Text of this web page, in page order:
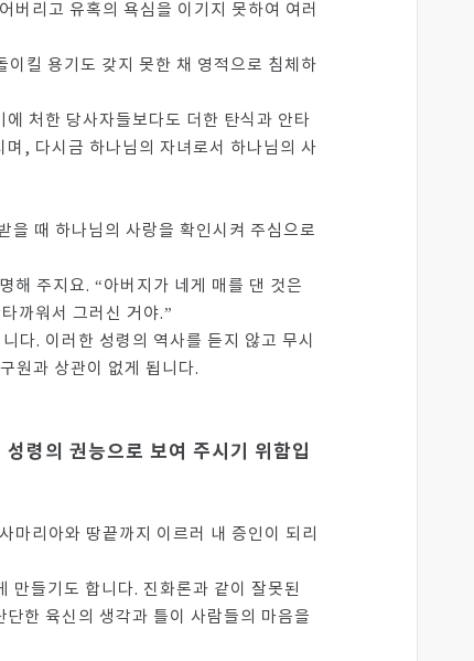
버리고 유혹의 욕심을 이기지 못하여 여러
킬 용기도 갖지 못한 채 영적으로 침체하
처한 당사자들보다도 더한 탄식과 안타
, 다시금 하나님의 자녀로서 하나님의 사
을 때 하나님의 사랑을 확인시켜 주심으로
해 주지요. “아버지가 네게 매를 댄 것은
까워서 그러신 거야.”
다. 이러한 성령의 역사를 듣지 않고 무시
원과 상관이 없게 됩니다.
령의 권능으로 보여 주시기 위함입
마리아와 땅끝까지 이르러 내 증인이 되리
만들기도 합니다. 진화론과 같이 잘못된
한 육신의 생각과 틀이 사람들의 마음을